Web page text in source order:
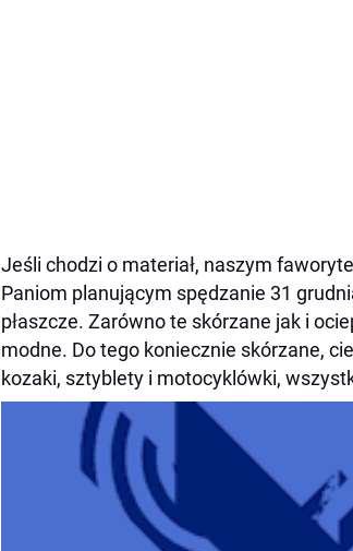
Jeśli chodzi o materiał, naszym
Paniom planującym spędzanie 31
płaszcze. Zarówno te skórzane jak i
modne. Do tego koniecznie skórzane,
kozaki, sztyblety i motocyklówki,